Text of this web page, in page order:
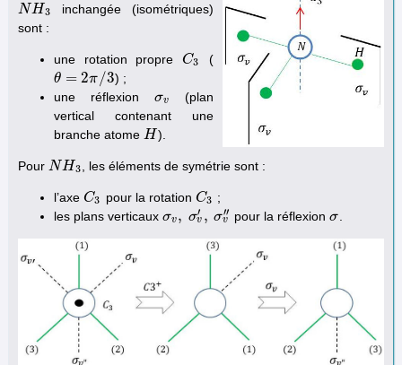
N H3
NH3
NH3
NH3
inchangée (isométriques)
sont :
une rotation propreC3
C3
(
θ = 2π/3
θ =2π/3
) ;
une réflexion σv
σv (plan
vertical contenant une
branche atome H
H ).
Pour NH3
NH3 , les éléments de symétrie sont :
l’axe C3
C3 pour la rotation C3
C3 ;
les plans verticaux σv, σ′
v , σ′′
v
σv, σv′, σv″ pour la réflexionσ
σ